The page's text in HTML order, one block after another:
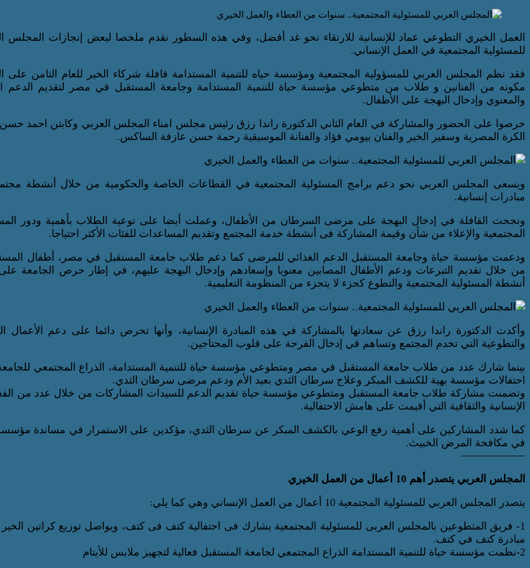
العمل الخيري التطوعي عماد للإنسانية للارتقاء نحو غد أفضل، وفي هذه السطور نقدم ملخصا لبعض إنجازات المجلس
للمسئولية المجتمعية في العمل الإنساني.
فقد نظم المجلس العربي للمسؤولية المجتمعية ومؤسسة حياه للتنمية المستدامة قافلة شركاء الخير للعام الثامن على
مكونه من الفنانين و طلاب من متطوعي مؤسسة حياة للتنمية المستدامة وجامعة المستقبل في مصر لتقديم الدعم
والمعنوي وإدخال البهجة على الأطفال.
حرصوا على الحضور والمشاركة في العام الثاني الدكتورة راندا رزق رئيس مجلس امناء المجلس العربي وكابتن احمد
الكرة المصرية وسفير الخير والفنان بيومي فؤاد والفنانة الموسيقية رحمة حسن عازفة الساكس.
ويسعى المجلس العربي نحو دعم برامج المسئولية المجتمعية في القطاعات الخاصة والحكومية من خلال أنشطة
مبادرات إنسانية.
ونجحت القافلة في إدخال البهجة على مرضى السرطان من الأطفال، وعملت أيضا على توعية الطلاب بأهمية ودور
المجتمعية والإعلاء من شأن وقيمة المشاركة فى أنشطة خدمة المجتمع وتقديم المساعدات للفئات الأكثر احتياجا.
ودعمت مؤسسة حياة وجامعة المستقبل الدعم الغذائي للمرضى كما دعم طلاب جامعة المستقبل في مصر، أطفال
من خلال تقديم التبرعات ودعم الأطفال المصابين معنويا وإسعادهم وإدخال البهجة عليهم، في إطار حرص الجامعة
أنشطة المسئولية المجتمعية والتطوع كجزء لا يتجزء من المنظومة التعليمية.
وأكدت الدكتورة راندا رزق عن سعادتها بالمشاركة في هذه المبادرة الإنسانية، وأنها تحرص دائما على دعم الأعمال
والتطوعية التي تخدم المجتمع وتساهم في إدخال الفرحة على قلوب المحتاجين.
بينما شارك عدد من طلاب جامعة المستقبل في مصر ومتطوعي مؤسسة حياة للتنمية المستدامة، الذراع المجتمعي
احتفالات مؤسسة بهية للكشف المبكر وعلاج سرطان الثدي بعيد الأم ودعم مرضى سرطان الثدي.
وتضمنت مشاركة طلاب جامعة المستقبل ومتطوعي مؤسسة حياة تقديم الدعم للسيدات المشاركات من خلال عدد من
الإنسانية والثقافية التي أقيمت على هامش الاحتفالية.
كما شدد المشاركين على أهمية رفع الوعي بالكشف المبكر عن سرطان الثدي، مؤكدين على الاستمرار في مساندة
في مكافحة المرض الخبيث.
——————
المجلس العربي يتصدر أهم 10 أعمال من العمل الخيري
يتصدر المجلس العربي للمسئولية المجتمعية 10 أعمال من العمل الإنساني وهي كما يلي:
1- فريق المتطوعين بالمجلس العربى للمسئولية المجتمعية يشارك فى احتفالية كتف فى كتف، ويواصل توزيع كراتين
مبادرة كتف في كتف.
2-نظمت مؤسسة حياة للتنمية المستدامة الذراع المجتمعي لجامعة المستقبل فعالية لتجهيز ملابس للأيتام